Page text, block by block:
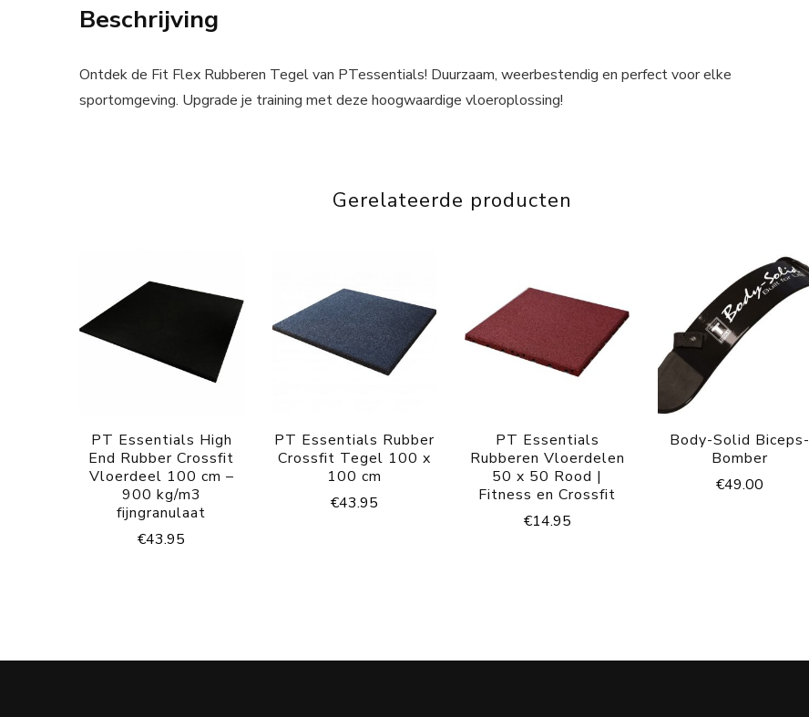
Beschrijving
Ontdek de Fit Flex Rubberen Tegel van PTessentials! Duurzaam, weerbestendig en perfect voor elke
sportomgeving. Upgrade je training met deze hoogwaardige vloeroplossing!
Gerelateerde producten
PT Essentials High
End Rubber Crossfit
Vloerdeel 100 cm –
900 kg/m3
fijngranulaat
€43.95
PT Essentials Rubber
Crossfit Tegel 100 x
100 cm
€43.95
PT Essentials
Rubberen Vloerdelen
50 x 50 Rood |
Fitness en Crossfit
€14.95
Body-Solid Biceps-
Bomber
€49.00